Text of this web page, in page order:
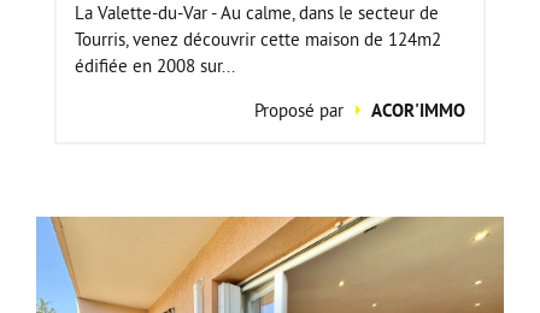
La Valette-du-Var - Au calme, dans le secteur de
Tourris, venez découvrir cette maison de 124m2
édifiée en 2008 sur...
Proposé par
ACOR'IMMO